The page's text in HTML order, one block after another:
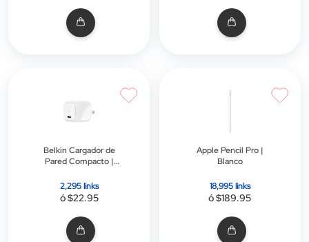
Belkin Cargador de
Pared Compacto |
30 W | Carga Rápida |
Blanco
2,295 links
ó $22.95
Apple Pencil Pro |
Blanco
18,995 links
ó $189.95